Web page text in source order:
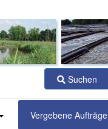
Suchen
Vergebene Aufträge